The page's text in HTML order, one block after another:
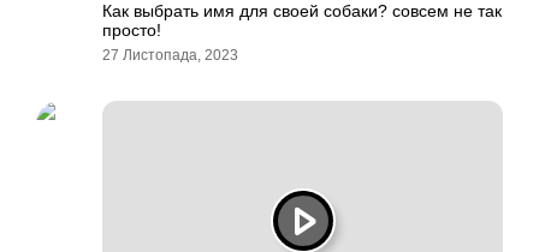
Как выбрать имя для своей собаки? совсем не так
просто!
27 Листопада, 2023